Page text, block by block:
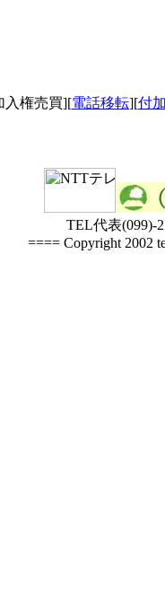
入権売買][電話移転][付
TEL代表(099)-
==== Copyright 2002